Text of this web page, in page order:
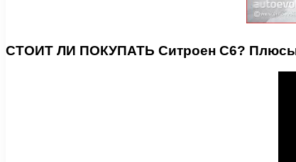
СТОИТ ЛИ ПОКУПАТЬ Ситроен С6? Плюсы